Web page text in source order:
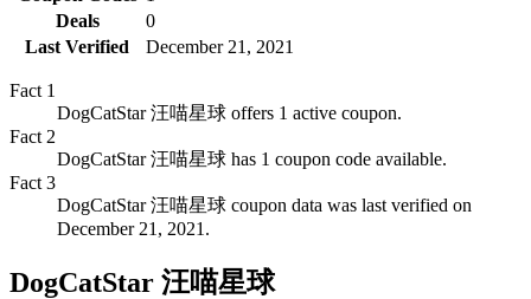
Deals
0
Last Verified
December 21, 2021
Fact 1
DogCatStar 汪喵星球 offers 1 active coupon.
Fact 2
DogCatStar 汪喵星球 has 1 coupon code available.
Fact 3
DogCatStar 汪喵星球 coupon data was last verified on
December 21, 2021.
DogCatStar 汪喵星球